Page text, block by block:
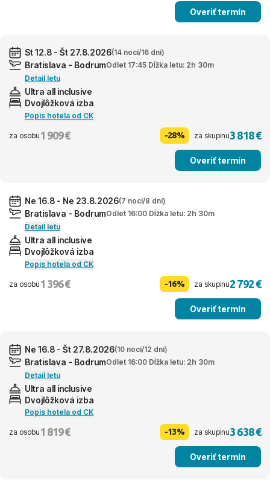
Overiť termín
St 12.8 - Št 27.8.2026(14 nocí/16 dní)
Bratislava - BodrumOdlet 17:45 Dĺžka letu: 2h 30m
Detail letu
Ultra all inclusive
Dvojlôžková izba
Popis hotela od CK
za osobu 1 909 € -28% za skupinu3 818 €
Overiť termín
Ne 16.8 - Ne 23.8.2026(7 nocí/8 dní)
Bratislava - BodrumOdlet 16:00 Dĺžka letu: 2h 30m
Detail letu
Ultra all inclusive
Dvojlôžková izba
Popis hotela od CK
za osobu 1 396 € -16% za skupinu2 792 €
Overiť termín
Ne 16.8 - Št 27.8.2026(10 nocí/12 dní)
Bratislava - BodrumOdlet 16:00 Dĺžka letu: 2h 30m
Detail letu
Ultra all inclusive
Dvojlôžková izba
Popis hotela od CK
za osobu 1 819 € -13% za skupinu3 638 €
Overiť termín